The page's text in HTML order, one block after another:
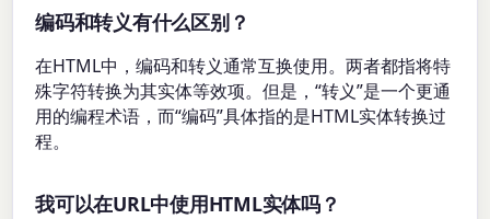
编码和转义有什么区别？
在HTML中，编码和转义通常互换使用。两者都指将特
殊字符转换为其实体等效项。但是，“转义”是一个更通
用的编程术语，而“编码”具体指的是HTML实体转换过
程。
我可以在URL中使用HTML实体吗？